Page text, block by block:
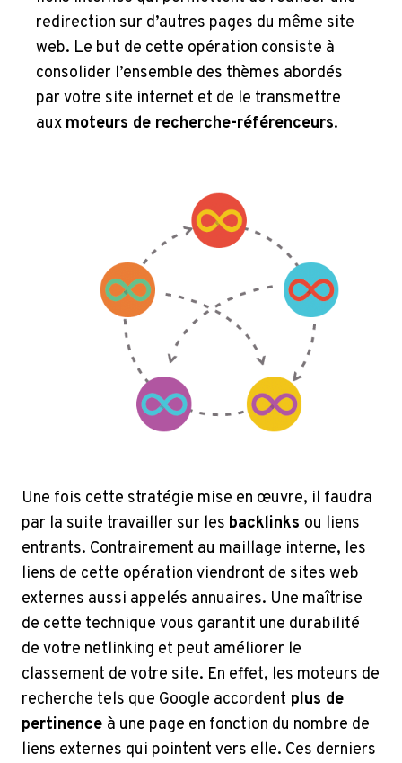
redirection sur d’autres pages du même site
web. Le but de cette opération consiste à
consolider l’ensemble des thèmes abordés
par votre site internet et de le transmettre
aux moteurs de recherche-référenceurs.
Une fois cette stratégie mise en œuvre, il faudra
par la suite travailler sur les backlinks ou liens
entrants. Contrairement au maillage interne, les
liens de cette opération viendront de sites web
externes aussi appelés annuaires. Une maîtrise
de cette technique vous garantit une durabilité
de votre netlinking et peut améliorer le
classement de votre site. En effet, les moteurs de
recherche tels que Google accordent plus de
pertinence à une page en fonction du nombre de
liens externes qui pointent vers elle. Ces derniers